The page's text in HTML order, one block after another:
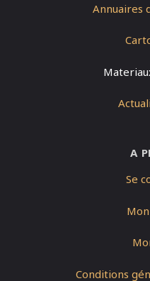
Annuaires
A
Se
Conditions